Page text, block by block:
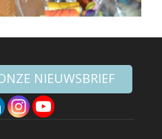
NIEUWSBRIEF